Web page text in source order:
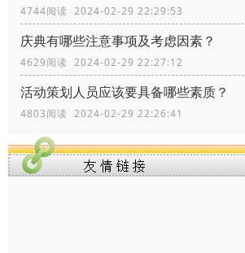
4744阅读 2024-02-29 22:29:53
庆典有哪些注意事项及考虑因素？
4629阅读 2024-02-29 22:27:12
活动策划人员应该要具备哪些素质？
4803阅读 2024-02-29 22:26:41